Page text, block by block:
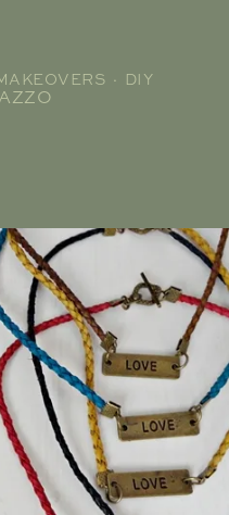
· DIY